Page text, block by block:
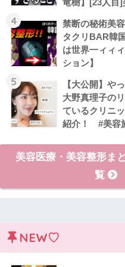
4
禁断の秘術美
タクリBAR韓
は世界一ィィ
ション】
5
【大公開】や
大野真理子の
ているクリニ
紹介！ #美容
美容医療・美容整形ま
覧
NEW♡